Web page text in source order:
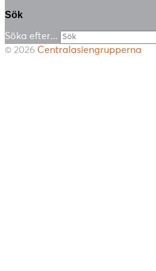
Sök
Söka efter...
© 2026 Centralasiengrupperna